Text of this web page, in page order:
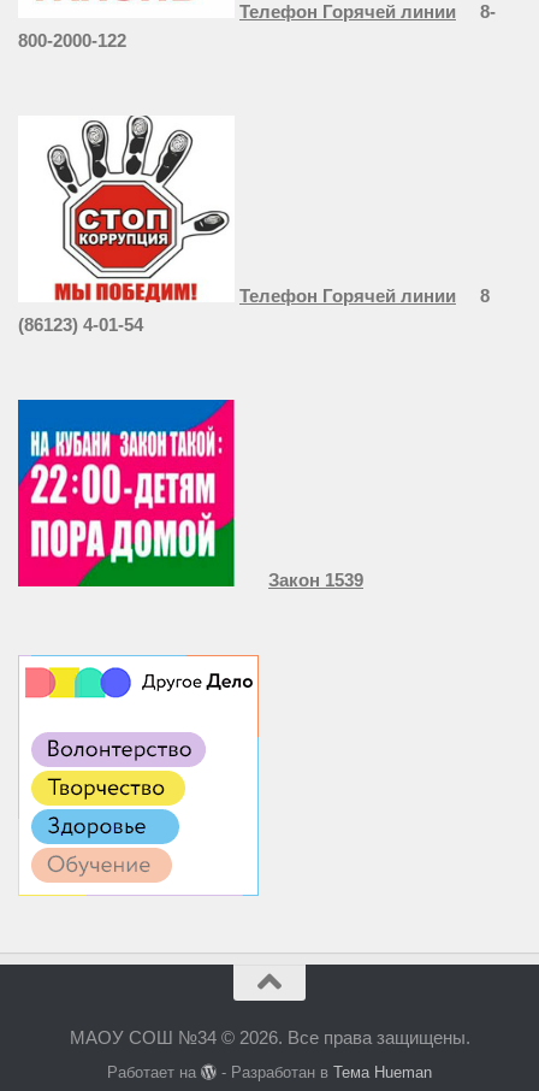
Телефон Горячей линии
8-
800-2000-122
Телефон Горячей линии
8
(86123) 4-01-54
Закон 1539
МАОУ СОШ №34 © 2026. Все права защищены.
Работает на - Разработан вТема Hueman